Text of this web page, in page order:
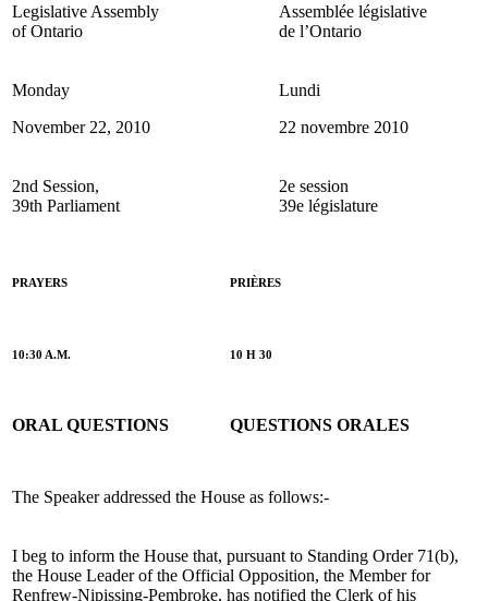
Legislative Assembly
of Ontario
Assemblée législative
de l’Ontario
Monday
November 22, 2010
Lundi
22 novembre 2010
2nd Session,
39th Parliament
2e session
39e législature
PRAYERS PRIÈRES
10:30 A.M. 10 H 30
ORAL QUESTIONS QUESTIONS ORALES
The Speaker addressed the House as follows:-
I beg to inform the House that, pursuant to Standing Order 71(b),
the House Leader of the Official Opposition, the Member for
Renfrew-Nipissing-Pembroke, has notified the Clerk of his